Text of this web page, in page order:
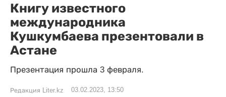
Книгу известного
международника
Кушкумбаева презентовали в
Астане
Презентация прошла 3 февраля.
Редакция Liter.kz 03.02.2023, 13:50